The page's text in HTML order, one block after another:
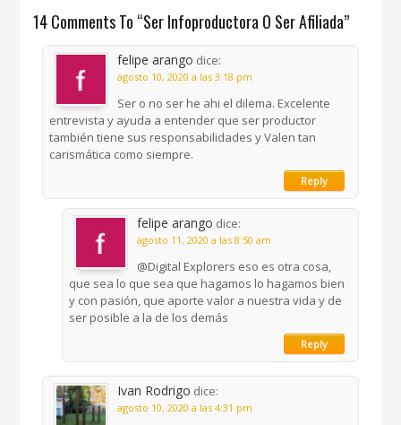
14 Comments To “Ser Infoproductora O Ser Afiliada”
felipe arango dice:
agosto 10, 2020 a las 3:18 pm
Ser o no ser he ahi el dilema. Excelente
entrevista y ayuda a entender que ser productor
también tiene sus responsabilidades y Valen tan
carismática como siempre.
Reply
felipe arango dice:
agosto 11, 2020 a las 8:50 am
@Digital Explorers eso es otra cosa,
que sea lo que sea que hagamos lo hagamos bien
y con pasión, que aporte valor a nuestra vida y de
ser posible a la de los demás
Reply
Ivan Rodrigo dice:
agosto 10, 2020 a las 4:31 pm